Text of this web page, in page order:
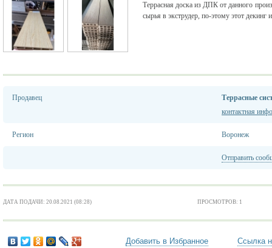
Террасная доска из ДПК от данного
сырья в экструдер, по-этому этот декинг
Продавец
Террасные
контактная
Регион Воронеж
Отправить
ДАТА ПОДАЧИ: 20.08.2021 (08:28) ПРОСМОТРОВ: 1
Добавить в Избранное Ссылка